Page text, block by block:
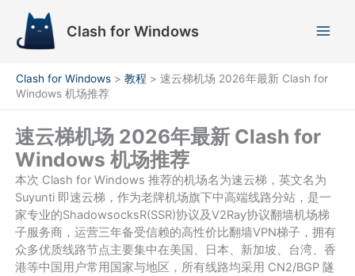
Clash for Windows
Clash for Windows > 教程 > 速云梯机场 2026年最新 Clash for
Windows 机场推荐
速云梯机场 2026年最新 Clash for
Windows 机场推荐
本次 Clash for Windows 推荐的机场名为速云梯，英文名为
Suyunti 即速云梯，作为老牌机场旗下中高端线路分站，是一
家专业的ShadowsocksR(SSR)协议及V2Ray协议翻墙机场梯
子服务商，运营三年备受信赖的高性价比翻墙VPN梯子，拥有
众多优质线路节点主要集中在美国、日本、新加坡、台湾、香
港等中国用户常用国家与地区，所有线路均采用 CN2/BGP 隧